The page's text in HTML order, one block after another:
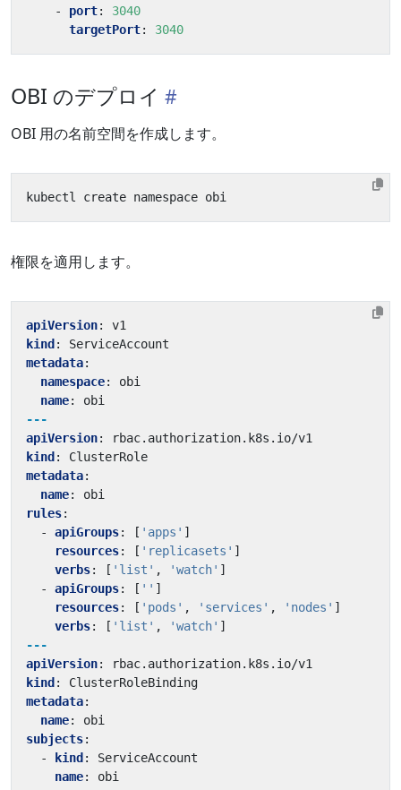
- port:
3040
targetPort: 3040
OBI のデプロイ
OBI 用の名前空間を作成します。
権限を適用します。
apiVersion:
v1
kind :
ServiceAccount
metadata:
namespace:
obi
name:
obi
---
apiVersion:
rbac.authorization.k8s.io/v1
kind :
ClusterRole
metadata:
name:
obi
rules:
- apiGroups: [ 'apps' ]
resources: [ 'replicasets' ]
verbs: [ 'list' , 'watch' ]
- apiGroups: [ '' ]
resources: [ 'pods' , 'services' , 'nodes' ]
verbs: [ 'list' , 'watch' ]
---
apiVersion:
rbac.authorization.k8s.io/v1
kind :
ClusterRoleBinding
metadata:
name:
obi
subjects:
-
kind :
ServiceAccount
name:
obi